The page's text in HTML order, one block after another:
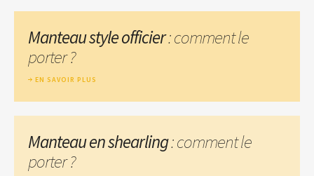
Manteau style officier: comment le
porter ?
EN SAVOIR PLUS
Manteau en shearling: comment le
porter ?